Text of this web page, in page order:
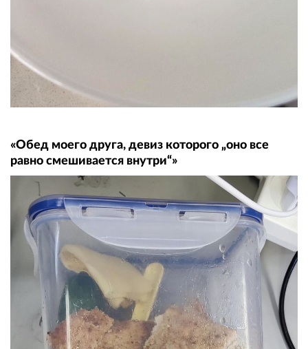
«Обед моего друга, девиз которого „оно все
равно смешивается внутри“»